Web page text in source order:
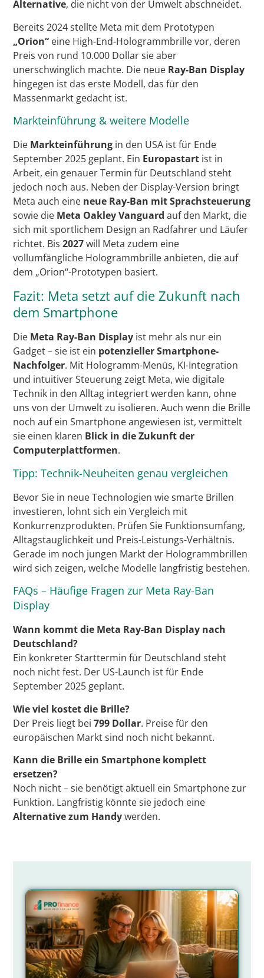
Alternative, die nicht von der Umwelt abschneidet.
Bereits 2024 stellte Meta mit dem Prototypen
„Orion“ eine High-End-Hologrammbrille vor, deren
Preis von rund 10.000 Dollar sie aber
unerschwinglich machte. Die neue Ray-Ban Display
hingegen ist das erste Modell, das für den
Massenmarkt gedacht ist.
Markteinführung & weitere Modelle
Die Markteinführung in den USA ist für Ende
September 2025 geplant. Ein Europastart ist in
Arbeit, ein genauer Termin für Deutschland steht
jedoch noch aus. Neben der Display-Version bringt
Meta auch eine neue Ray-Ban mit Sprachsteuerung
sowie die Meta Oakley Vanguard auf den Markt, die
sich mit sportlichem Design an Radfahrer und Läufer
richtet. Bis2027will Meta zudem eine
vollumfängliche Hologrammbrille anbieten, die auf
dem „Orion“-Prototypen basiert.
Fazit: Meta setzt auf die Zukunft nach
dem Smartphone
Die Meta Ray-Ban Display ist mehr als nur ein
Gadget – sie ist ein potenzieller Smartphone-
Nachfolger. Mit Hologramm-Menüs, KI-Integration
und intuitiver Steuerung zeigt Meta, wie digitale
Technik in den Alltag integriert werden kann, ohne
uns von der Umwelt zu isolieren. Auch wenn die Brille
noch auf ein Smartphone angewiesen ist, vermittelt
sie einen klaren Blick in die Zukunft der
Computerplattformen.
Tipp: Technik-Neuheiten genau vergleichen
Bevor Sie in neue Technologien wie smarte Brillen
investieren, lohnt sich ein Vergleich mit
Konkurrenzprodukten. Prüfen Sie Funktionsumfang,
Alltagstauglichkeit und Preis-Leistungs-Verhältnis.
Gerade im noch jungen Markt der Hologrammbrillen
wird sich zeigen, welche Modelle langfristig bestehen.
FAQs – Häufige Fragen zur Meta Ray-Ban
Display
Wann kommt die Meta Ray-Ban Display nach
Deutschland?
Ein konkreter Starttermin für Deutschland steht
noch nicht fest. Der US-Launch ist für Ende
September 2025 geplant.
Wie viel kostet die Brille?
Der Preis liegt bei799 Dollar. Preise für den
europäischen Markt sind noch nicht bekannt.
Kann die Brille ein Smartphone komplett
ersetzen?
Noch nicht – sie benötigt aktuell ein Smartphone zur
Funktion. Langfristig könnte sie jedoch eine
Alternative zum Handywerden.